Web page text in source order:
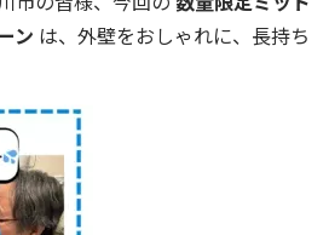
ン は、外壁をおしゃれに、長持ち